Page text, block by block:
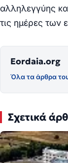
αλληλεγγύης
τις ημέρες των
Eordaia.org
Όλα τα άρθρα
Σχετικά